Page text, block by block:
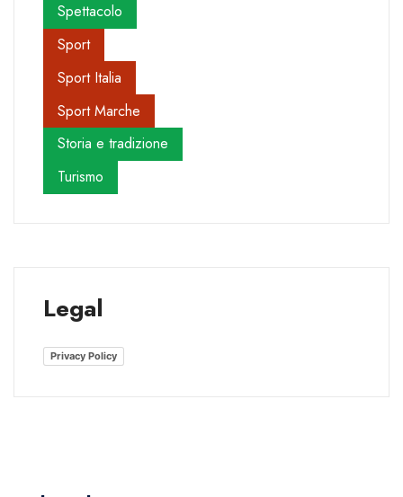
Spettacolo
Sport
Sport Italia
Sport Marche
Storia e tradizione
Turismo
Legal
Privacy Policy